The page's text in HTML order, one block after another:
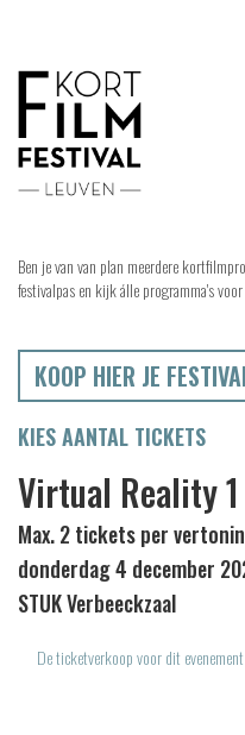
Ben je van van plan meerdere
festivalpas en kijk álle programma's
KOOP HIER JE
KIES AANTAL TICKETS
Virtual Reality 1
Max. 2 tickets per
donderdag 4 december
STUK Verbeeckzaal
De ticketverkoop voor dit